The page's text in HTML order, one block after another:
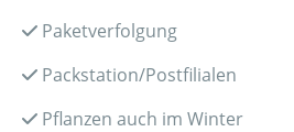
Paketverfolgung
Packstation/Postfilialen
Pflanzen auch im Winter